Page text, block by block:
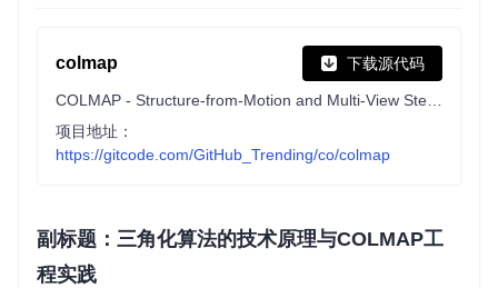
colmap 下载源代码
项目地址：
https://gitcode.com/GitHub_Trending/co/colmap
副标题：三角化算法的技术原理与COLMAP工
程实践